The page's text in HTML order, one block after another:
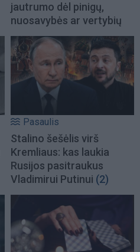
jautrumo dėl pinigų,
nuosavybės ar vertybių
Pasaulis
Stalino šešėlis virš
Kremliaus: kas laukia
Rusijos pasitraukus
Vladimirui Putinui (2)